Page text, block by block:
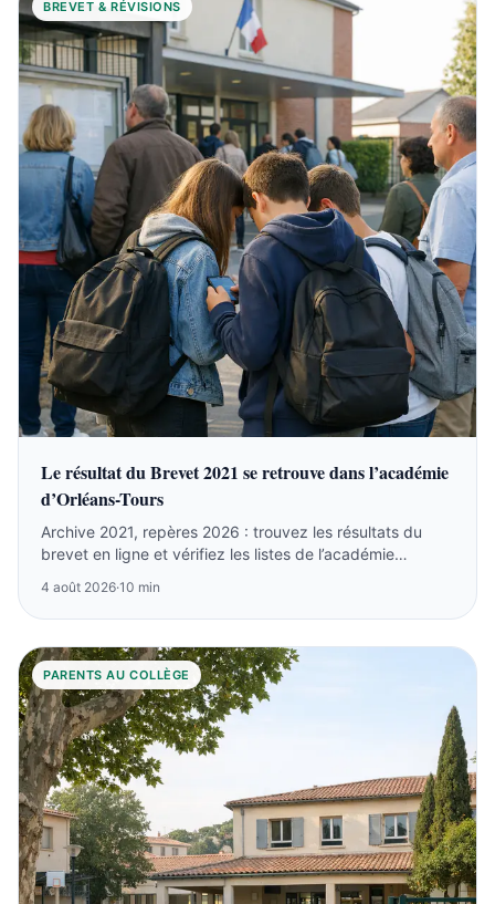
BREVET & RÉVISIONS
Le résultat du Brevet 2021 se retrouve dans l’académie
d’Orléans-Tours
Archive 2021, repères 2026 : trouvez les résultats du
brevet en ligne et vérifiez les listes de l’académie
4 août 2026·10 min
PARENTS AU COLLÈGE